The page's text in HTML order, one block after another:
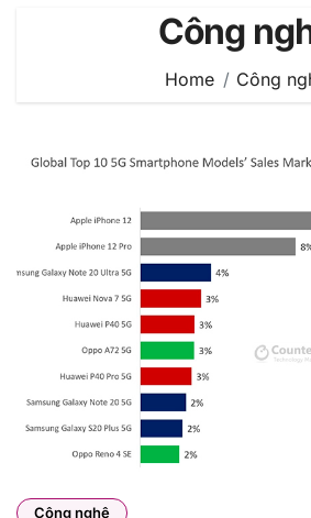
Công
Home Công
Công nghệ